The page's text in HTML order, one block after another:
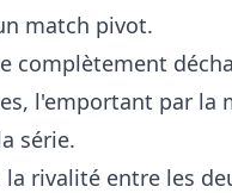
match pivot.
complètement
l'emportant par la
série.
la rivalité entre les